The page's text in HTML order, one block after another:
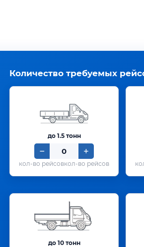
Количество требуемых
до 1.5 тонн
кол-во рейсов
до 10 тонн